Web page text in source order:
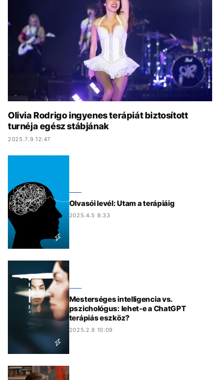
UTAZÁS
ÉLETMÓD DESIGN
BESZÉLGETÉSEK ARCOK
TÖRTÉNETEK
Olivia Rodrigo ingyenes terápiát biztosított
turnéja egész stábjának
2025.7.9 12:47
Olvasói levél: Utam a terápiáig
2025.4.5 8:33
Mesterséges intelligencia vs.
pszichológus: lehet-e a ChatGPT
terápiás eszköz?
2025.2.9 10:09